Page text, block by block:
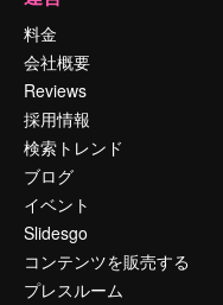
料金
会社概要
Reviews
採用情報
検索トレンド
ブログ
イベント
Slidesgo
コンテンツを販売する
プレスルーム